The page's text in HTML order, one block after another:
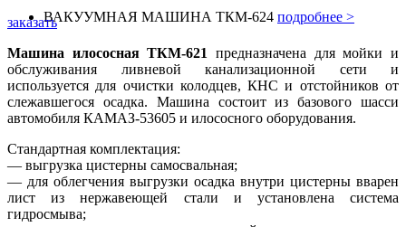
ВАКУУМНАЯ МАШИНА ТКМ-624 подробнее >
заказать
Машина илососная ТКМ-621
предназначена для мойки и
обслуживания ливневой канализационной сети и
используется для очистки колодцев, КНС и отстойников от
слежавшегося осадка. Машина состоит из базового шасси
автомобиля КАМАЗ-53605 и илососного оборудования.
Стандартная комплектация:
— выгрузка цистерны самосвальная;
— для облегчения выгрузки осадка внутри цистерны вварен
лист из нержавеющей стали и установлена система
гидросмыва;